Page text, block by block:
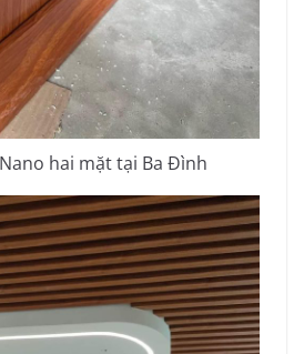
hai mặt tại Ba Đình